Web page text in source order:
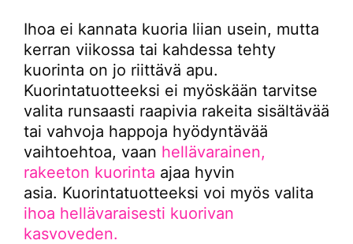
Ihoa ei kannata kuoria liian usein, mutta
kerran viikossa tai kahdessa tehty
kuorinta on jo riittävä apu.
Kuorintatuotteeksi ei myöskään tarvitse
valita runsaasti raapivia rakeita sisältävää
tai vahvoja happoja hyödyntävää
vaihtoehtoa, vaan hellävarainen,
rakeeton kuorinta ajaa hyvin
asia. Kuorintatuotteeksi voi myös valita
ihoa hellävaraisesti kuorivan
kasvoveden.